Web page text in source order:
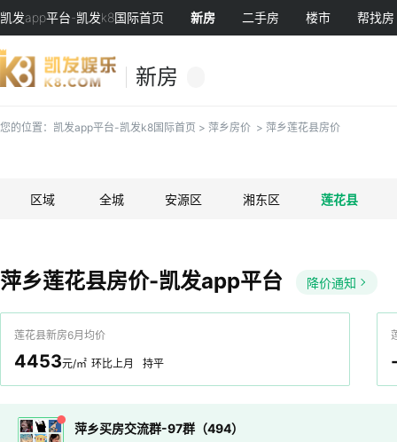
凯发app平台-凯发k8国际首页 新房 二手房 楼市 帮找房
新房
您的位置： 凯发app平台-凯发k8国际首页 > 萍乡房价 > 萍乡莲花县房价
区域 全城 安源区 湘东区 莲花县
萍乡莲花县房价-凯发app平台 降价通知
莲花县新房6月均价
4453元/㎡ 环比上月 持平
萍乡买房交流群-97群（494）